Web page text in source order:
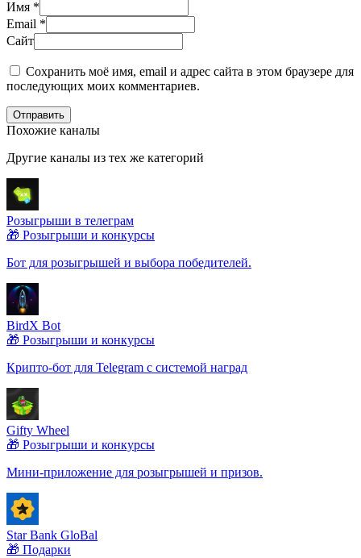
Имя *
Email *
Сайт
Сохранить моё имя, email и адрес сайта в этом браузере для
последующих моих комментариев.
Отправить
Похожие каналы
Другие каналы из тех же категорий
Розыгрыши в телеграм
🎁 Розыгрыши и конкурсы
Бот для розыгрышей и выбора победителей.
BirdX Bot
🎁 Розыгрыши и конкурсы
Крипто-бот для Telegram с системой наград
Gifty Wheel
🎁 Розыгрыши и конкурсы
Мини-приложение для розыгрышей и призов.
Star Bank GloBal
🎁 Подарки